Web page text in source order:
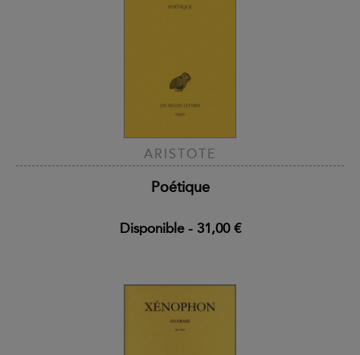
ARISTOTE
Poétique
Disponible- 31,00 €